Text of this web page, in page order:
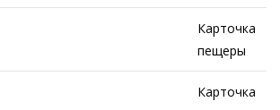
Карточка
пещеры
Карточка